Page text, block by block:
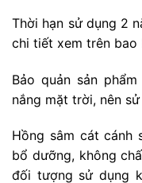
Thời hạn sử dụng 2
chi tiết xem trên bao
Bảo quản sản
nắng mặt trời, nên
Hồng sâm cát cánh
bổ dưỡng, không
đối tượng sử dụng